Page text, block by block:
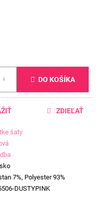
DO KOŠÍKA
šaty
7%, Polyester 93%
DUSTYPINK
ZDIEĽAŤ